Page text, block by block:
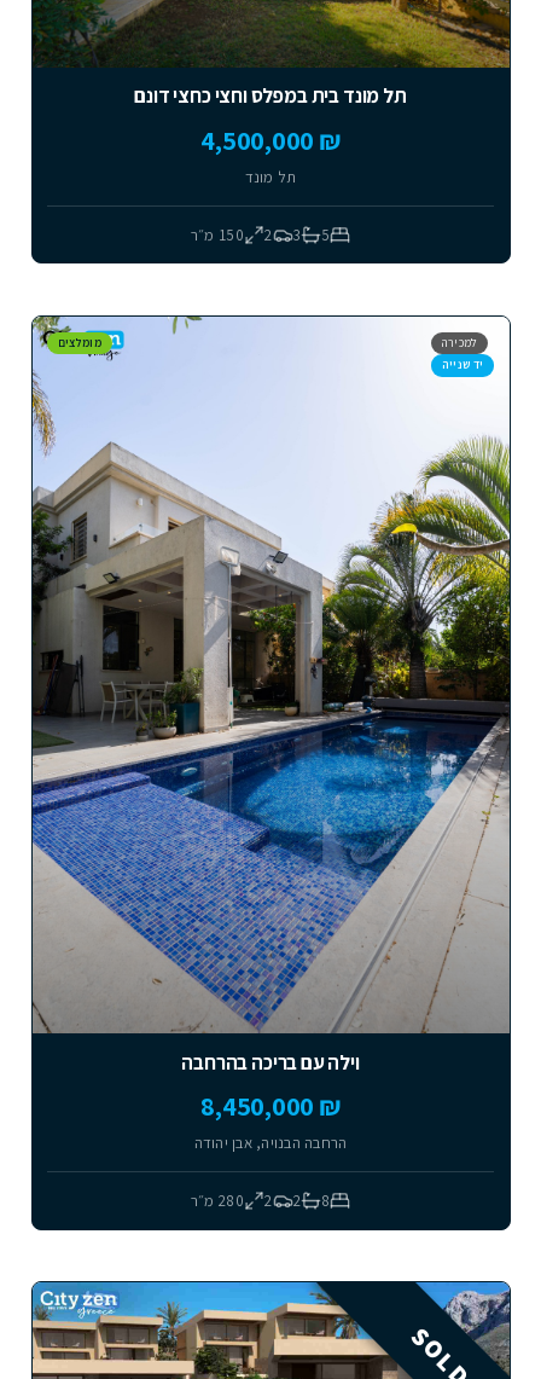
תל מונד בית במפלס וחצי כחצי דונם
₪ 4,500,000
תל מונד
5
3
2
150 מ״ר
למכירה
יד שנייה
מומלצים
וילה עם בריכה בהרחבה
₪ 8,450,000
הרחבה הבנויה, אבן יהודה
8
2
2
280מ״ר
SOLD